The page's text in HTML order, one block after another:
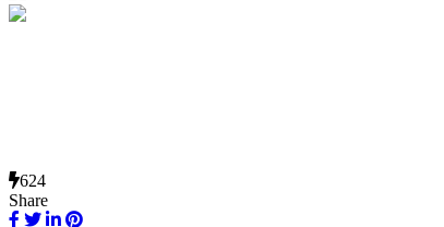
624
Share